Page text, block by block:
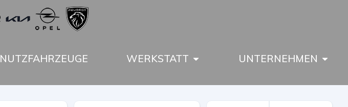
NUTZFAHRZEUGE WERKSTATT UNTERNEHMEN